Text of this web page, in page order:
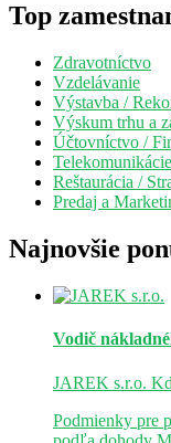
Top
Zdravotníctvo
Vzdelávanie
Výstavba /
Výskum trhu a
Účtovníctvo /
Telekomunikácie
Reštaurácia /
Predaj a
Najnovšie
Vodič
JAREK s.r.o.
Podmienky pre